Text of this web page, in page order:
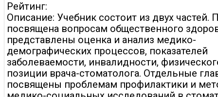
Рейтинг:
Описание: Учебник состоит из двух частей.
посвящена вопросам общественного
представлены оценка и анализ медико-
демографических процессов, показателей
заболеваемости, инвалидности,
позиции врача-стоматолога. Отдельные
посвящены проблемам профилактики и